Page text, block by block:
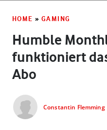
HOME » GAMING
Humble
funktioniert
Abo
Constantin Flemming